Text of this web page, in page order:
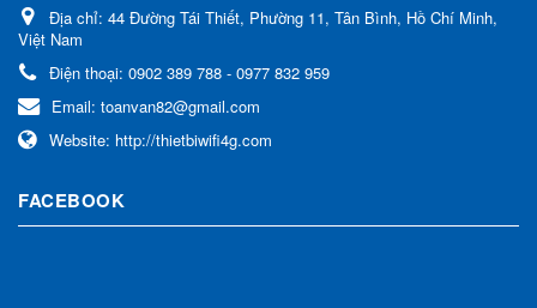
Địa chỉ: 44 Đường Tái Thiết, Phường 11, Tân Bình, Hồ Chí Minh,
Việt Nam
Điện thoại: 0902 389 788 - 0977 832 959
Email: toanvan82@gmail.com
Website: http://thietbiwifi4g.com
FACEBOOK